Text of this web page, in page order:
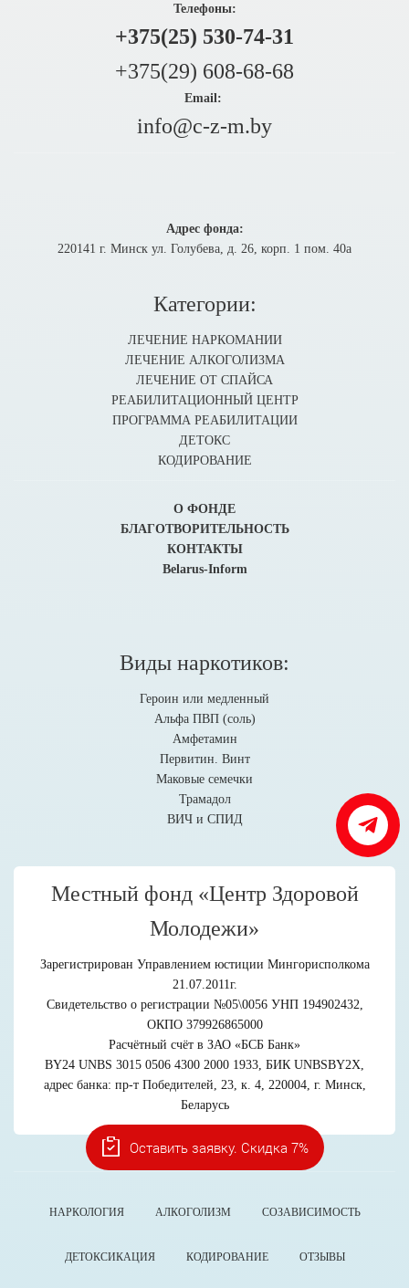
Телефоны:
+375(25) 530-74-31
+375(29) 608-68-68
Email:
info@c-z-m.by
Адрес фонда:
220141 г. Минск ул. Голубева, д. 26, корп. 1 пом. 40а
Категории:
ЛЕЧЕНИЕ НАРКОМАНИИ
ЛЕЧЕНИЕ АЛКОГОЛИЗМА
ЛЕЧЕНИЕ ОТ СПАЙСА
РЕАБИЛИТАЦИОННЫЙ ЦЕНТР
ПРОГРАММА РЕАБИЛИТАЦИИ
ДЕТОКС
КОДИРОВАНИЕ
О ФОНДЕ
БЛАГОТВОРИТЕЛЬНОСТЬ
КОНТАКТЫ
Belarus-Inform
Виды наркотиков:
Героин или медленный
Альфа ПВП (соль)
Амфетамин
Первитин. Винт
Маковые семечки
Трамадол
ВИЧ и СПИД
Местный фонд «Центр Здоровой
Молодежи»
Зарегистрирован Управлением юстиции Мингорисполкома
21.07.2011г.
Свидетельство о регистрации №05\0056 УНП 194902432,
ОКПО 379926865000
Расчётный счёт в ЗАО «БСБ Банк»
BY24 UNBS 3015 0506 4300 2000 1933, БИК UNBSBY2X,
адрес банка: пр-т Победителей, 23, к. 4, 220004, г. Минск,
Беларусь
НАРКОЛОГИЯ АЛКОГОЛИЗМ СОЗАВИСИМОСТЬ
ДЕТОКСИКАЦИЯ КОДИРОВАНИЕ ОТЗЫВЫ
Оставить заявку. Скидка 7%